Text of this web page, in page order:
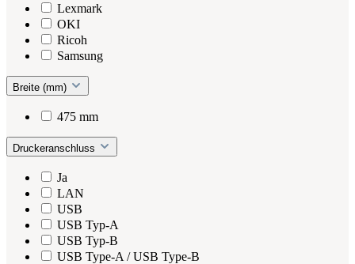
Lexmark
OKI
Ricoh
Samsung
Breite (mm)
475 mm
Druckeranschluss
Ja
LAN
USB
USB Typ-A
USB Typ-B
USB Type-A / USB Type-B